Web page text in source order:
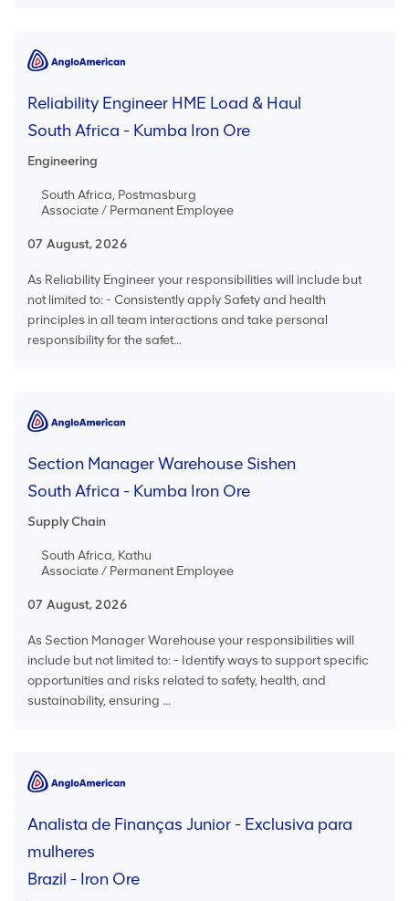
Reliability Engineer HME Load & Haul
South Africa - Kumba Iron Ore
Engineering
South Africa, Postmasburg
Associate / Permanent Employee
07 August, 2026
As Reliability Engineer your responsibilities will include but
not limited to: - Consistently apply Safety and health
principles in all team interactions and take personal
responsibility for the safet...
Section Manager Warehouse Sishen
South Africa - Kumba Iron Ore
Supply Chain
South Africa, Kathu
Associate / Permanent Employee
07 August, 2026
As Section Manager Warehouse your responsibilities will
include but not limited to: - Identify ways to support specific
opportunities and risks related to safety, health, and
sustainability, ensuring ...
Analista de Finanças Junior - Exclusiva para
mulheres
Brazil - Iron Ore